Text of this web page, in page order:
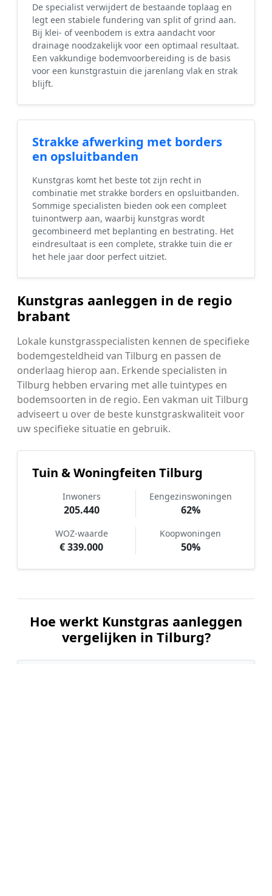
De specialist verwijdert de bestaande toplaag en
legt een stabiele fundering van split of grind aan.
Bij klei- of veenbodem is extra aandacht voor
drainage noodzakelijk voor een optimaal resultaat.
Een vakkundige bodemvoorbereiding is de basis
voor een kunstgrastuin die jarenlang vlak en strak
blijft.
Strakke afwerking met borders
en opsluitbanden
Kunstgras komt het beste tot zijn recht in
combinatie met strakke borders en opsluitbanden.
Sommige specialisten bieden ook een compleet
tuinontwerp aan, waarbij kunstgras wordt
gecombineerd met beplanting en bestrating. Het
eindresultaat is een complete, strakke tuin die er
het hele jaar door perfect uitziet.
Kunstgras aanleggen in de regio
brabant
Lokale kunstgrasspecialisten kennen de specifieke
bodemgesteldheid van Tilburg en passen de
onderlaag hierop aan. Erkende specialisten in
Tilburg hebben ervaring met alle tuintypes en
bodemsoorten in de regio. Een vakman uit Tilburg
adviseert u over de beste kunstgraskwaliteit voor
uw specifieke situatie en gebruik.
Tuin & Woningfeiten Tilburg
Inwoners
205.440
Eengezinswoningen
62%
WOZ-waarde
€ 339.000
Koopwoningen
50%
Hoe werkt Kunstgras aanleggen
vergelijken in Tilburg?